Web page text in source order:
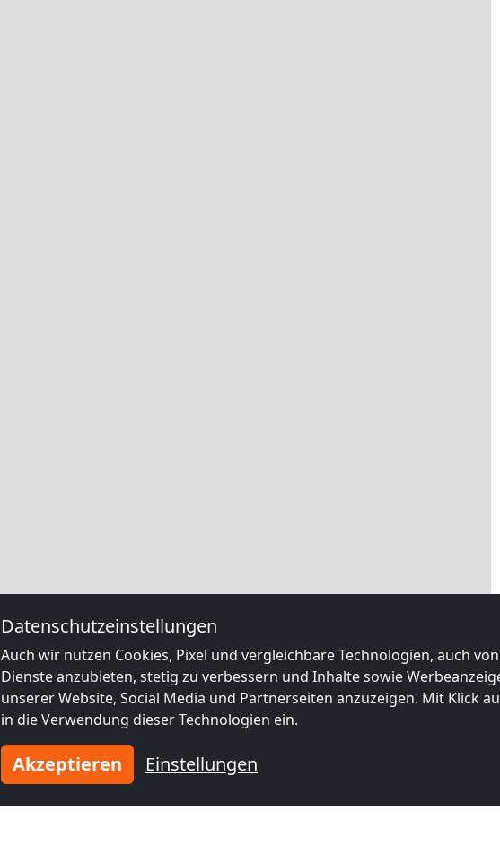
Datenschutzeinstellungen
Auch wir nutzen Cookies, Pixel und vergleichbare Technologien, auch
Dienste anzubieten, stetig zu verbessern und Inhalte sowie
unserer Website, Social Media und Partnerseiten anzuzeigen. Mit Klick
in die Verwendung dieser Technologien ein.
Akzeptieren Einstellungen